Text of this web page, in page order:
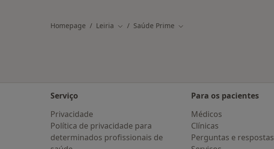
Homepage Leiria Mudar de cidade
Saúde Prime Mudar de cidade
Serviço
Privacidade
Política de privacidade para
determinados profissionais de
Para os pacientes
Médicos
Clínicas
Perguntas e respostas